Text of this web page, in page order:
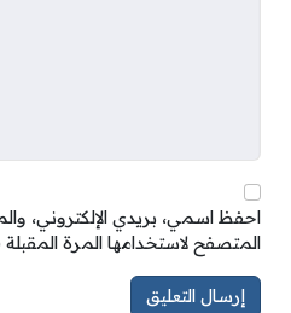
احفظ اسمي، بريدي الإلكتروني،
المتصفح لاستخدامها المرة